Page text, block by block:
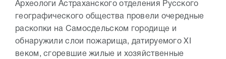
Археологи Астраханского отделения Русского
географического общества провели очередные
раскопки на Самосдельском городище и
обнаружили слои пожарища, датируемого XI
веком, сгоревшие жилые и хозяйственные